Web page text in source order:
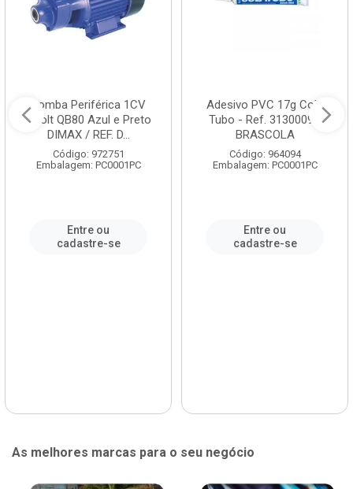
Bomba Periférica 1CV
Bivolt QB80 Azul e Preto
DIMAX / REF. D...
Código: 972751
Embalagem: PC0001PC
Entre ou
cadastre-se
Adesivo PVC 17g Cola
Tubo - Ref. 3130009 -
BRASCOLA
Código: 964094
Embalagem: PC0001PC
Entre ou
cadastre-se
As melhores marcas para o seu negócio